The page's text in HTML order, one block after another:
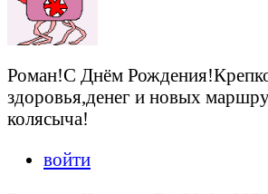
Роман!С Днём
здоровья,денег и новых
колясыча!
войти